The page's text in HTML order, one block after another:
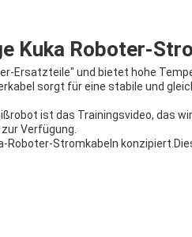
Kuka Roboter-
Ersatzteile" und bietet hohe
sorgt für eine stabile und
ist das Trainingsvideo, das
Verfügung.
Stromkabeln